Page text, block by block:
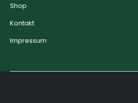
Shop
Kontakt
Impressum